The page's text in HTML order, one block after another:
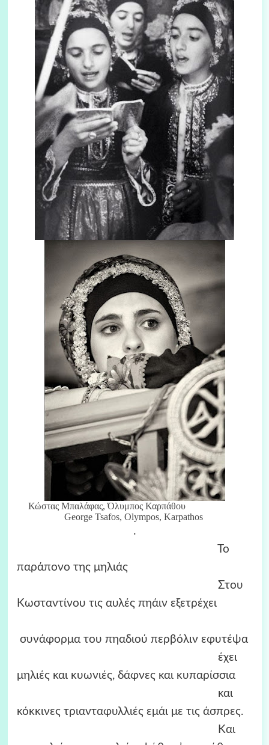
Κώστας Μπαλάφας, Όλυμπος Καρπάθου
George Tsafos, Olympos, Karpathos
.
Το
παράπονο της μηλιάς
Στου
Kωσταντίνου τις αυλές πηάιν εξετρέχει
συνάφορμα του πηαδιού περβόλιν εφυτέψα
έχει
μηλιές και κυωνιές, δάφνες και κυπαρίσσια
και
κόκκινες τριανταφυλλιές εμάι με τις άσπρες.
Kαι